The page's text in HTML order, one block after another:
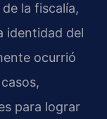
la fiscalía,
identidad del
ocurrió
para lograr